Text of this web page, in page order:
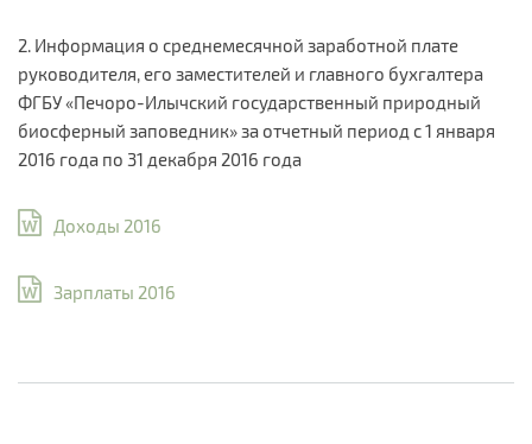
2. Информация о среднемесячной заработной плате
руководителя, его заместителей и главного бухгалтера
ФГБУ «Печоро-Илычский государственный природный
биосферный заповедник» за отчетный период с 1 января
2016 года по 31 декабря 2016 года
Доходы 2016
Зарплаты 2016